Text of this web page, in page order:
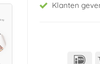
Klanten